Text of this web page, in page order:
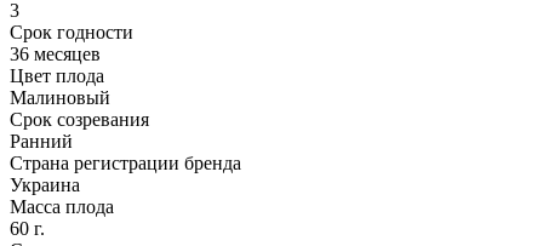
3
Срок годности
36 месяцев
Цвет плода
Малиновый
Срок созревания
Ранний
Страна регистрации бренда
Украина
Масса плода
60 г.